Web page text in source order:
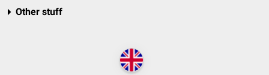
Other stuff